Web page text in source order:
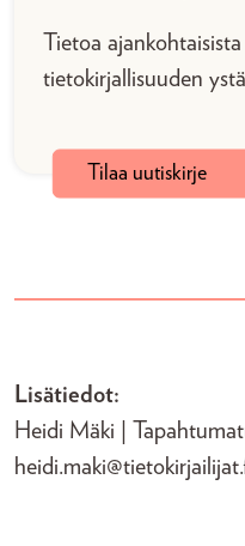
Tietoa
tietokirjallisuuden
Tilaa uutiskirje
Lisätiedot:
Heidi Mäki |